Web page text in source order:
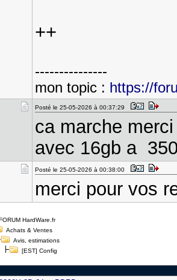
++
---------------
mon topic : https://
Posté le 25-05-2026 à 00:37:29
ca marche
avec 16gb a
Posté le 25-05-2026 à 00:38:00
merci pour vos
HardWare.fr
Achats & Ventes
Avis, estimations
[EST] Config